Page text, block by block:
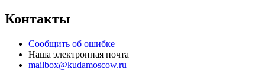
Контакты
Сообщить об ошибке
Наша электронная почта
mailbox@kudamoscow.ru